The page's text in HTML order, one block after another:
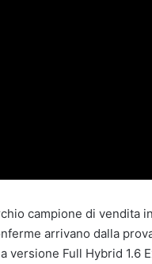
campione di vendita
arrivano dalla
versione Full Hybrid 1.6